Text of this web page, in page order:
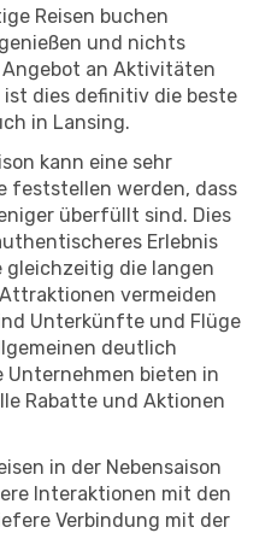
Reisen buchen
und nichts
Angebot an Aktivitäten
dies definitiv die beste
in Lansing.
kann eine sehr
feststellen werden, dass
überfüllt sind. Dies
Erlebnis
gleichzeitig die langen
vermeiden
Unterkünfte und Flüge
deutlich
Unternehmen bieten in
Rabatte und Aktionen
in der Nebensaison
Interaktionen mit den
Verbindung mit der